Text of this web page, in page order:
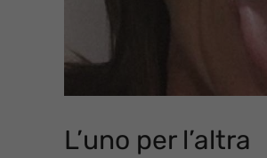
L’uno per l’altra